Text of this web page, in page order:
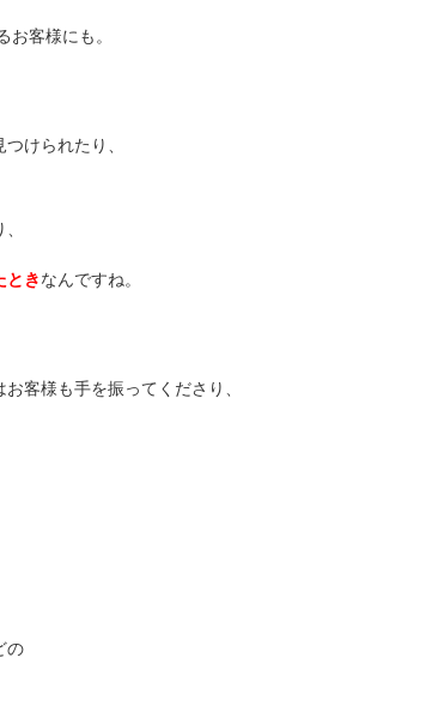
客様にも。
けられたり、
ときなんですね。
客様も手を振ってくださり、
の